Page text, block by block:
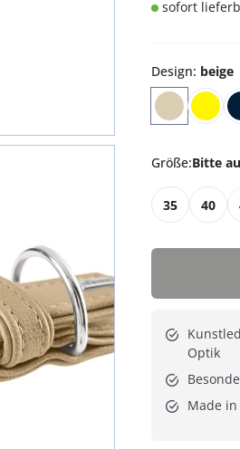
sofort
Design: beige
Größe:Bitte
35 40
Optik
Made